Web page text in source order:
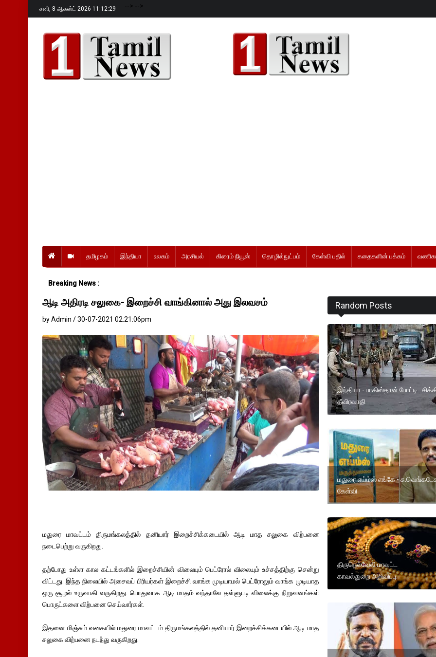
சனி, 8 ஆகஸ்ட் 2026 11:12:30 --> -->
தமிழகம் இந்தியா உலகம் அரசியல் கிரைம் நியூஸ் தொழில்நுட்பம் கேள்வி பதில் கதைகளின் பக்கம்
Breaking News :
ஆடி அதிரடி சலுகை- இறைச்சி வாங்கினால் அது இலவசம்
by Admin / 30-07-2021 02:21:06pm
மதுரை மாவட்டம் திருமங்கலத்தில் தனியார் இறைச்சிக்கடையில் ஆடி மாத சலுகை விற்பனை
நடைபெற்று வருகிறது.
தற்போது உள்ள கால கட்டங்களில் இறைச்சியின் விலையும் பெட்ரோல் விலையும் உச்சத்திற்கு சென்று
விட்டது. இந்த நிலையில் அசைவப் பிரியர்கள் இறைச்சி வாங்க முடியாமல் பெட்ரோலும் வாங்க முடியாத
ஒரு சூழல் உருவாகி வருகிறது. பொதுவாக ஆடி மாதம் வந்தாலே தள்ளுபடி விலைக்கு நிறுவனங்கள்
பொருட்களை விற்பனை செய்வார்கள்.
இதனை மிஞ்சும் வகையில் மதுரை மாவட்டம் திருமங்கலத்தில் தனியார் இறைச்சிக்கடையில் ஆடி மாத
சலுகை விற்பனை நடந்து வருகிறது.
Random Posts
இந்தியா - பாகிஸ்தான் போட்டி..
தீவிரவாதி
மதுரை எய்ம்ஸ் எங்கே -
கேள்வி
திருநெல்வேலி மாவட்ட
காவல்துறை அறிவிப்பு.